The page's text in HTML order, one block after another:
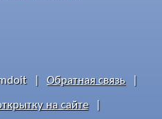
Обратная связь
на сайте